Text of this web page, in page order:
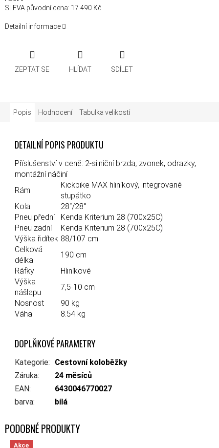
SLEVA původní cena: 17.490 Kč
Detailní informace
ZEPTAT SE HLÍDAT SDÍLET
Popis Hodnocení Tabulka velikostí
DETAILNÍ POPIS PRODUKTU
Příslušenství v ceně: 2-silniční brzda, zvonek, odrazky,
montážní náčiní
Rám
Kickbike MAX hliníkový, integrované
stupátko
Kola
28“/28“
Pneu přední
Kenda Kriterium 28 (700x25C)
Pneu zadní
Kenda Kriterium 28 (700x25C)
Výška řidítek 88/107 cm
Celková
délka
190 cm
Ráfky
Hliníkové
Výška
nášlapu
7,5-10 cm
Nosnost
90 kg
Váha
8.54 kg
DOPLŇKOVÉ PARAMETRY
Kategorie:
Cestovní koloběžky
Záruka:
24 měsíců
EAN:
6430046770027
barva: bílá
Akce